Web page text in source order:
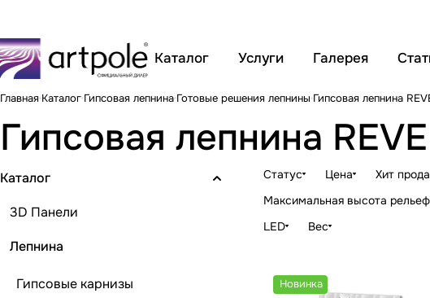
Каталог Услуги Галерея
Главная Каталог Гипсовая лепнина Готовые решения лепнины Гипсовая лепнина
Гипсовая лепнина
Статус Цена Хит
Максимальная высота
LED
Вес
Новинка
Каталог
3D Панели
Лепнина
Гипсовые карнизы